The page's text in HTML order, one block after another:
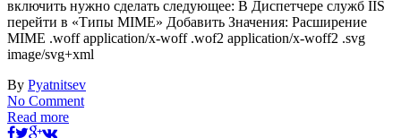
включить нужно сделать следующее: В Диспетчере служб IIS
перейти в «Типы MIME» Добавить Значения: Расширение
MIME .woff application/x-woff .wof2 application/x-woff2 .svg
image/svg+xml
By Pyatnitsev
No Comment
Read more